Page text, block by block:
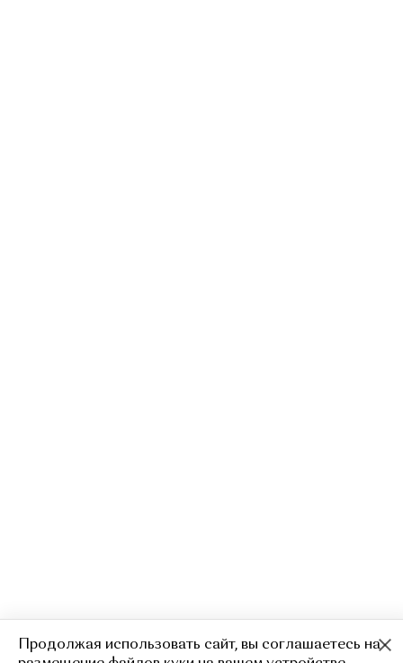
Облегающее платье из экокожи 4 500 15 000
Продолжая использовать сайт, вы соглашаетесь на